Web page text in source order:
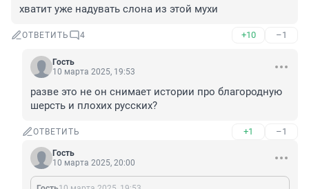
хватит уже надувать слона из этой мухи
ОТВЕТИТЬ 4 +10 –1
Гость
10 марта 2025, 19:53
разве это не он снимает истории про благородную
шерсть и плохих русских?
ОТВЕТИТЬ +1 –1
Гость
10 марта 2025, 20:00